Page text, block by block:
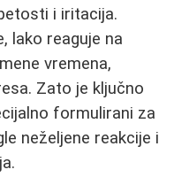
i iritacija.
lako reaguje na
vremena,
Zato je ključno
formulirani za
neželjene reakcije i